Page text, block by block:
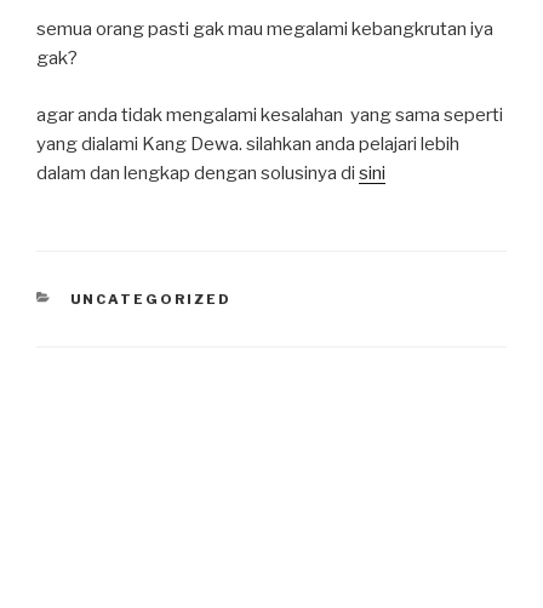
semua orang pasti gak mau megalami kebangkrutan iya
gak?
agar anda tidak mengalami kesalahan yang sama seperti
yang dialami Kang Dewa. silahkan anda pelajari lebih
dalam dan lengkap dengan solusinya di sini
CATEGORIES
UNCATEGORIZED